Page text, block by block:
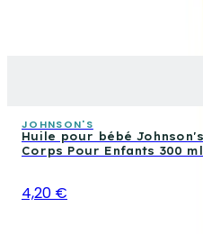
JOHNSON'S
Huile pour bébé
Corps Pour Enfants 300 ml
4,20 €